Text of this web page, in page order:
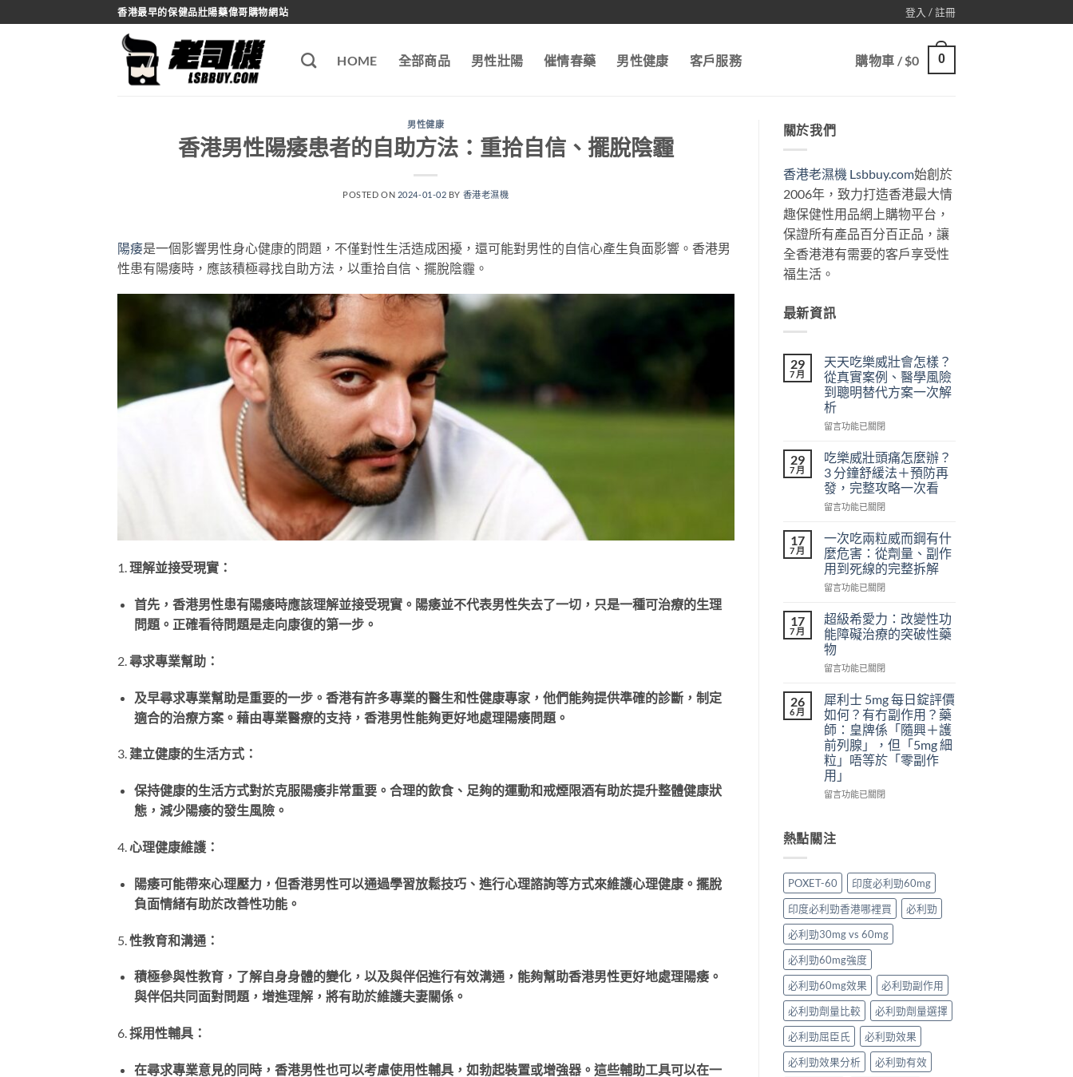
to
香港最早的保健品壯陽藥偉哥購物網站 登入 / 註冊
HOME 全部商品 男性壯陽 催情春藥 男性健康 客戶服務 購物車 /$0 0
男性健康
香港男性陽痿患者的自助方法：重拾自信、擺脫陰霾
POSTED ON 2024-01-02 BY 香港老濕機
陽痿是一個影響男性身心健康的問題，不僅對性生活造成困擾，還可能對男性的自信心產生負面影響。香港男
性患有陽痿時，應該積極尋找自助方法，以重拾自信、擺脫陰霾。
1.理解並接受現實：
首先，香港男性患有陽痿時應該理解並接受現實。陽痿並不代表男性失去了一切，只是一種可治療的生理
問題。正確看待問題是走向康復的第一步。
2. 尋求專業幫助：
及早尋求專業幫助是重要的一步。香港有許多專業的醫生和性健康專家，他們能夠提供準確的診斷，制定
適合的治療方案。藉由專業醫療的支持，香港男性能夠更好地處理陽痿問題。
3. 建立健康的生活方式：
保持健康的生活方式對於克服陽痿非常重要。合理的飲食、足夠的運動和戒煙限酒有助於提升整體健康狀
態，減少陽痿的發生風險。
4.心理健康維護：
陽痿可能帶來心理壓力，但香港男性可以通過學習放鬆技巧、進行心理諮詢等方式來維護心理健康。擺脫
負面情緒有助於改善性功能。
5. 性教育和溝通：
積極參與性教育，了解自身身體的變化，以及與伴侶進行有效溝通，能夠幫助香港男性更好地處理陽痿。
與伴侶共同面對問題，增進理解，將有助於維護夫妻關係。
6.採用性輔具：
在尋求專業意見的同時，香港男性也可以考慮使用性輔具，如勃起裝置或增強器。這些輔助工具可以在一
關於我們
香港老濕機 Lsbbuy.com始創於
2006年，致力打造香港最大情
趣保健性用品網上購物平台，
保證所有產品百分百正品，讓
全香港港有需要的客戶享受性
福生活。
最新資訊
29
7 月
天天吃樂威壯會怎樣？
從真實案例、醫學風險
到聰明替代方案一次解
析
在
天
吃
樂
威
壯
樣？
從
真
實
例、
醫
學
風
險
聰
明
替
代
方
案
一
次
中
留言功能已關閉
29
7 月
吃樂威壯頭痛怎麼辦？
3 分鐘舒緩法＋預防再
發，完整攻略一次看
在
威
壯
頭
痛
麼
辦？
3
分
鐘
緩
法
＋
預
防
再
發，
完
略
一
看〉
中
留言功能已關閉
17
7 月
一次吃兩粒威而鋼有什
麼危害：從劑量、副作
用到死線的完整拆解
在
次
吃
兩
粒
威
鋼
有
什
麼
危
害：
從
劑
作
用
死
線
的
完
整
拆
解〉
中
留言功能已關閉
17
7 月
超級希愛力：改變性功
能障礙治療的突破性藥
物
在
級
希
愛
力：
改
變
性
功
礙
治
的
突
破
性
藥
物〉
中
留言功能已關閉
26
6 月
犀利士 5mg 每日錠評價
如何？有冇副作用？藥
師：皇牌係「隨興＋護
前列腺」，但「5mg 細
粒」唔等於「零副作
用」
在
士
5mg
日
錠
評
價
如
何？
有
冇
副
作
用？
藥
師：
皇
牌
留言功能已關閉
熱點關注
POXET-60
印度必利勁60mg
印度必利勁香港哪裡買
必利勁
必利勁30mg vs 60mg
必利勁60mg強度
必利勁60mg效果
必利勁副作用
必利勁劑量比較
必利勁劑量選擇
必利勁屈臣氏
必利勁效果
必利勁效果分析
必利勁有效